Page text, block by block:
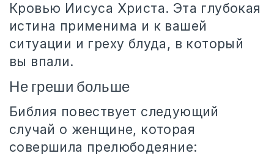
Кровью Иисуса Христа. Эта глубокая
истина применима и к вашей
ситуации и греху блуда, в который
вы впали.
Не греши больше
Библия повествует следующий
случай о женщине, которая
совершила прелюбодеяние: